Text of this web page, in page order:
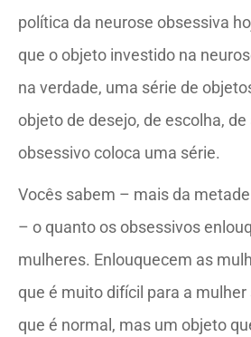
política da neurose obsessiva
que o objeto investido na
na verdade, uma série de
objeto de desejo, de escolha,
obsessivo coloca uma série.
Vocês sabem – mais da
– o quanto os obsessivos
mulheres. Enlouquecem as
que é muito difícil para a
que é normal, mas um objeto